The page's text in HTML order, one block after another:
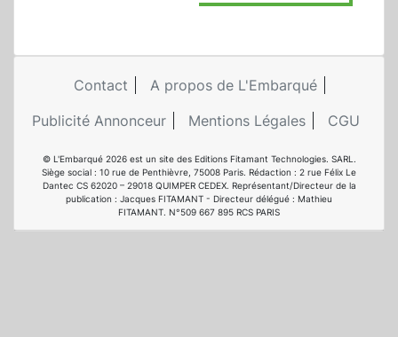
Contact
A propos de L'Embarqué
Publicité Annonceur
Mentions Légales CGU
© L'Embarqué 2026 est un site des Editions Fitamant Technologies. SARL.
Siège social : 10 rue de Penthièvre, 75008 Paris. Rédaction : 2 rue Félix Le
Dantec CS 62020 – 29018 QUIMPER CEDEX. Représentant/Directeur de la
publication : Jacques FITAMANT - Directeur délégué : Mathieu
FITAMANT. N°509 667 895 RCS PARIS